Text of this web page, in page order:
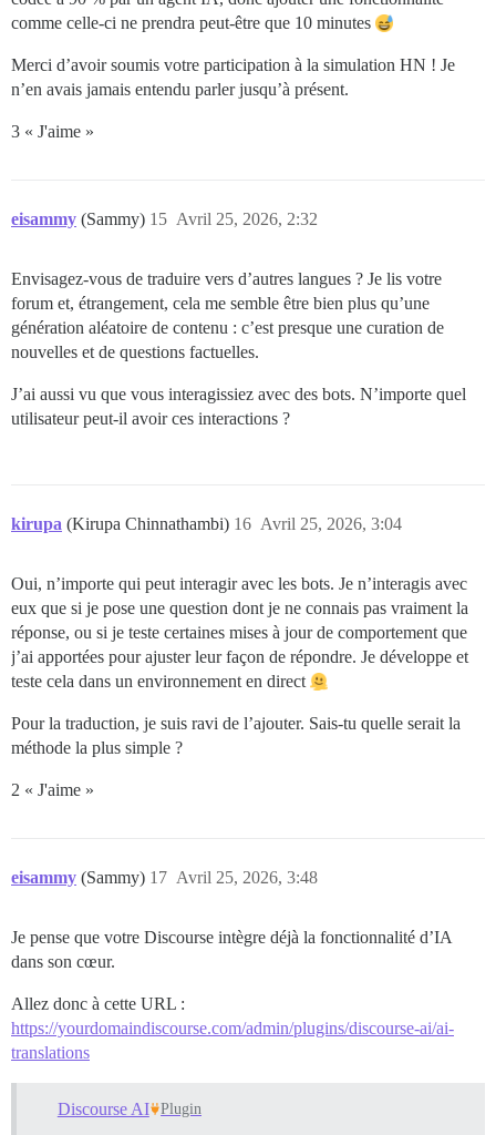
comme celle-ci ne prendra peut-être que 10 minutes
Merci d’avoir soumis votre participation à la simulation HN ! Je
n’en avais jamais entendu parler jusqu’à présent.
3 « J'aime »
eisammy (Sammy) Avril 25, 2026, 2:32
15
Envisagez-vous de traduire vers d’autres langues ? Je lis votre
forum et, étrangement, cela me semble être bien plus qu’une
génération aléatoire de contenu : c’est presque une curation de
nouvelles et de questions factuelles.
J’ai aussi vu que vous interagissiez avec des bots. N’importe quel
utilisateur peut-il avoir ces interactions ?
kirupa (Kirupa Chinnathambi) Avril 25, 2026, 3:04
16
Oui, n’importe qui peut interagir avec les bots. Je n’interagis avec
eux que si je pose une question dont je ne connais pas vraiment la
réponse, ou si je teste certaines mises à jour de comportement que
j’ai apportées pour ajuster leur façon de répondre. Je développe et
teste cela dans un environnement en direct
Pour la traduction, je suis ravi de l’ajouter. Sais-tu quelle serait la
méthode la plus simple ?
2 « J'aime »
eisammy (Sammy) Avril 25, 2026, 3:48
17
Je pense que votre Discourse intègre déjà la fonctionnalité d’IA
dans son cœur.
Allez donc à cette URL :
https://yourdomaindiscourse.com/admin/plugins/discourse-ai/ai-
translations
Discourse AI Plugin